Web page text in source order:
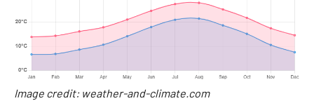
Image credit: weather-and-climate.com